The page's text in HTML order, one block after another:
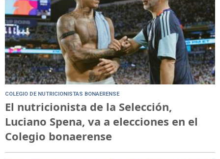
COLEGIO DE NUTRICIONISTAS BONAERENSE
El nutricionista de la Selección,
Luciano Spena, va a elecciones en el
Colegio bonaerense